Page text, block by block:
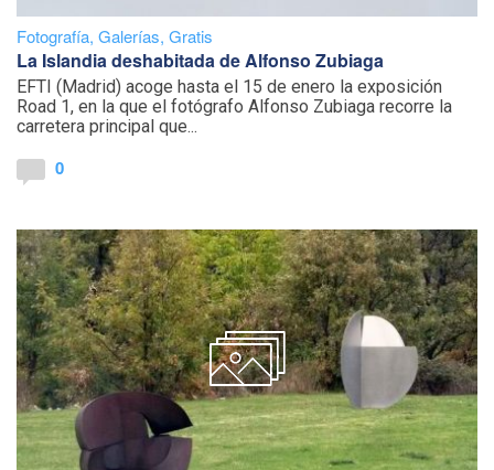
Fotografía, Galerías, Gratis
La Islandia deshabitada de Alfonso Zubiaga
EFTI (Madrid) acoge hasta el 15 de enero la exposición
Road 1, en la que el fotógrafo Alfonso Zubiaga recorre la
carretera principal que...
0